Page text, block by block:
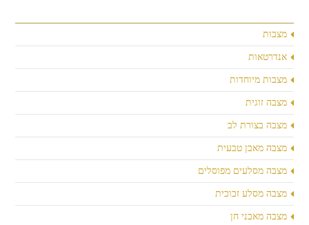
מצבות
אנדרטאות
מצבות מיוחדות
מצבה זוגית
מצבה בצורת לב
מצבה מאבן טבעית
מצבה מסלעים מפוסלים
מצבה מסלע זכוכית
מצבה מאבני חן